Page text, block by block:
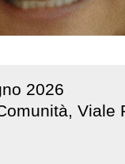
2026
Viale